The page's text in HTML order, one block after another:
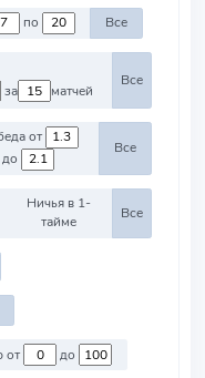
по Все
за
матчей
Все
Победа от
до
Все
Ничья в 1-
тайме
Все
Против команд со стоимостью от до